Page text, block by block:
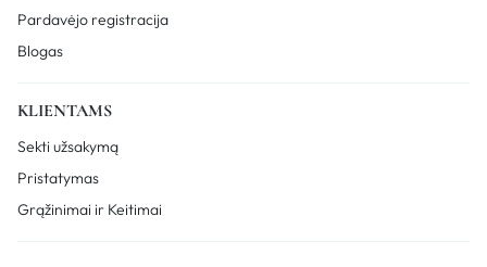
Pardavėjo registracija
Blogas
KLIENTAMS
Sekti užsakymą
Pristatymas
Grąžinimai ir Keitimai